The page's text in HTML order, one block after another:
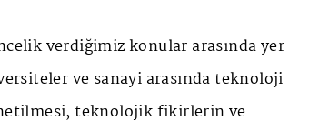
verdiğimiz konular arasında yer
ve sanayi arasında teknoloji
teknolojik fikirlerin ve